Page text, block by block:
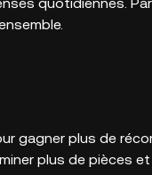
gagner plus de
plus de pièces